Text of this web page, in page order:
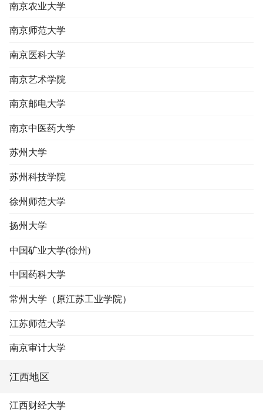
南京农业大学
南京师范大学
南京医科大学
南京艺术学院
南京邮电大学
南京中医药大学
苏州大学
苏州科技学院
徐州师范大学
扬州大学
中国矿业大学(徐州)
中国药科大学
常州大学（原江苏工业学院）
江苏师范大学
南京审计大学
江西地区
江西财经大学